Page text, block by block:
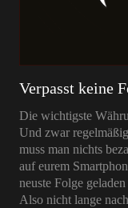
Verpasst keine
Die wichtigste
Und zwar
muss man nichts
auf eurem
neuste Folge
Also nicht lange